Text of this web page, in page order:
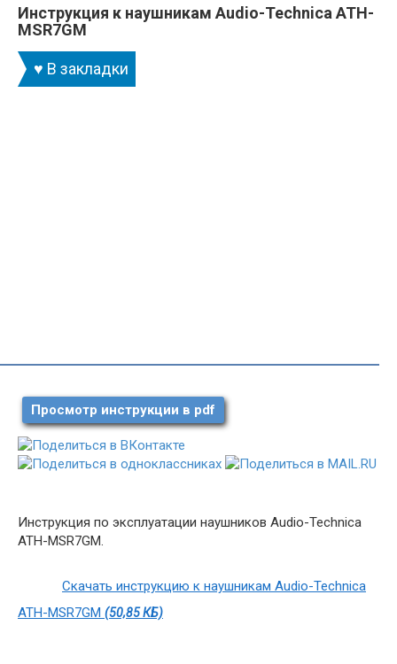
Инструкция к наушникам Audio-Technica ATH-
MSR7GM
♥ В закладки
Просмотр инструкции в pdf
Инструкция по эксплуатации наушников Audio-Technica
ATH-MSR7GM.
Скачать инструкцию к наушникам Audio-Technica
ATH-MSR7GM (50,85 КБ)